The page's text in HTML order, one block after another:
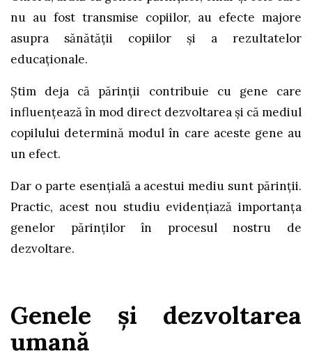
nu au fost transmise copiilor, au efecte majore
asupra sănătății copiilor și a rezultatelor
educaționale.
Știm deja că părinții contribuie cu gene care
influențează în mod direct dezvoltarea și că mediul
copilului determină modul în care aceste gene au
un efect.
Dar o parte esențială a acestui mediu sunt părinții.
Practic, acest nou studiu evidențiază importanța
genelor părinților în procesul nostru de
dezvoltare.
Genele și dezvoltarea
umană